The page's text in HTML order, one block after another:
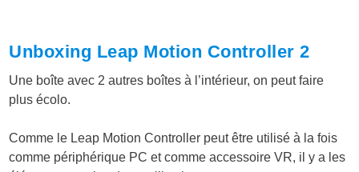
Unboxing Leap Motion Controller 2
Une boîte avec 2 autres boîtes à l’intérieur, on peut faire
plus écolo.
Comme le Leap Motion Controller peut être utilisé à la fois
comme périphérique PC et comme accessoire VR, il y a les